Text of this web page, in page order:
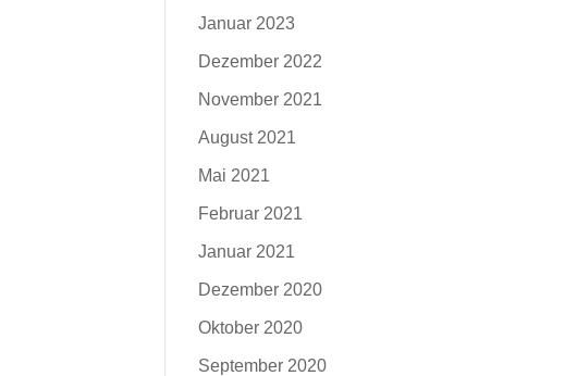
Januar 2023
Dezember 2022
November 2021
August 2021
Mai 2021
Februar 2021
Januar 2021
Dezember 2020
Oktober 2020
September 2020